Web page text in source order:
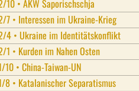
10 • AKW Saporischschja
7 • Interessen im Ukraine-Krieg
4 • Ukraine im Identitätskonflikt
1 • Kurden im Nahen Osten
10 • China-Taiwan-UN
8 • Katalanischer Separatismus